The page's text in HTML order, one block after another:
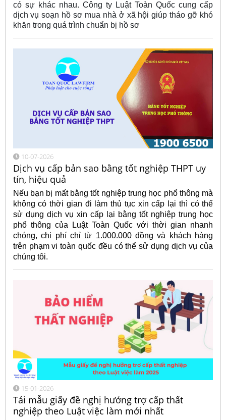
có sự khác nhau. Công ty Luật Toàn Quốc cung cấp
dịch vụ soạn hồ sơ mua nhà ở xã hội giúp tháo gỡ khó
khăn trong quá trình chuẩn bị hồ sơ
10-07-2026
Dịch vụ cấp bản sao bằng tốt nghiệp THPT uy
tín, hiệu quả
Nếu bạn bị mất bằng tốt nghiệp trung học phổ thông mà
không có thời gian đi làm thủ tục xin cấp lại thì có thể
sử dụng dịch vụ xin cấp lại bằng tốt nghiệp trung học
phổ thông của Luật Toàn Quốc với thời gian nhanh
chóng, chi phí chỉ từ 1.000.000 đồng và khách hàng
trên phạm vi toàn quốc đều có thể sử dụng dịch vụ của
chúng tôi.
15-01-2026
Tải mẫu giấy đề nghị hưởng trợ cấp thất
nghiệp theo Luật việc làm mới nhất